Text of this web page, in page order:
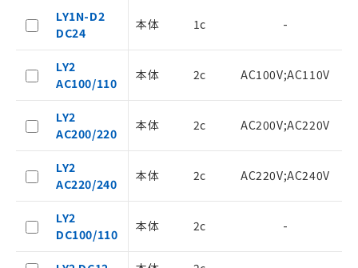
LY1N-D2
DC24
本体 1c -
LY2
AC100/110
本体 2c AC100V;AC110V
LY2
AC200/220
本体 2c AC200V;AC220V
LY2
AC220/240
本体 2c AC220V;AC240V
LY2
DC100/110
本体 2c -
ご利用条件
以下の条件をお読みいただき、同意のうえ
ご利用ください。
本サービスは、当社制御機器事業取扱
商品の当社在庫状況および標準価格
(税抜)を提供させていただくもので
す。
当社制御機器事業取扱商品の中には、
本サービスの対象外となる商品もある
ことをご了承ください。
在庫状況および標準価格照会結果は、